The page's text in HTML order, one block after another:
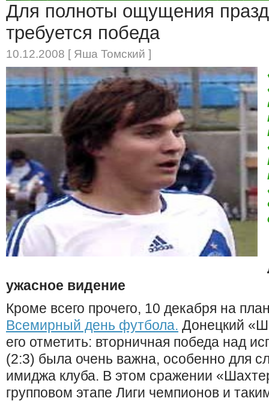
Для полноты ощущения
требуется победа
10.12.2008 [ Яша Томский ]
ужасное видение
Кроме всего прочего, 10 декабря на
Всемирный день футбола. Донецкий
его отметить: вторничная победа над
(2:3) была очень важна, особенно для
имиджа клуба. В этом сражении
групповом этапе Лиги чемпионов и